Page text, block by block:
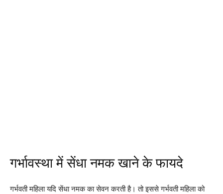
गर्भावस्था में सेंधा नमक खाने के फायदे
गर्भवती महिला यदि सेंधा नमक का सेवन करती है। तो इससे गर्भवती महिला को